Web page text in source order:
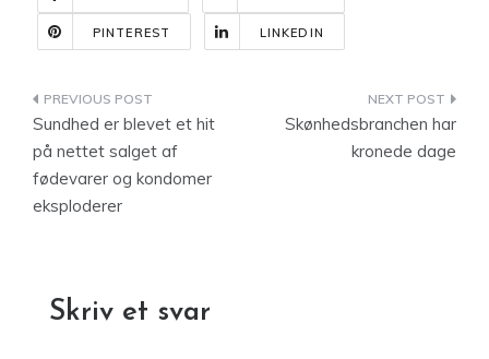
PINTEREST LINKEDIN
Indlægsnavigation
Sundhed er blevet et hit
på nettet salget af
fødevarer og kondomer
eksploderer
Skønhedsbranchen har
kronede dage
Skriv et svar